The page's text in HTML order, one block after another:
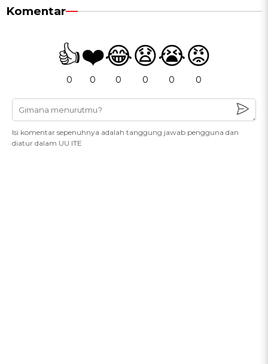
Komentar
👍
0
❤️
0
😂
0
😧
0
😭
0
😡
0
Isi komentar sepenuhnya adalah tanggung jawab pengguna dan
diatur dalam UU ITE